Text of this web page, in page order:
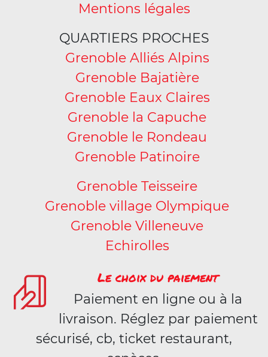
Mentions légales
QUARTIERS PROCHES
Grenoble Alliés Alpins
Grenoble Bajatière
Grenoble Eaux Claires
Grenoble la Capuche
Grenoble le Rondeau
Grenoble Patinoire
Grenoble Teisseire
Grenoble village Olympique
Grenoble Villeneuve
Echirolles
Le choix du paiement
Paiement en ligne ou à la
livraison. Réglez par paiement
sécurisé, cb, ticket restaurant,